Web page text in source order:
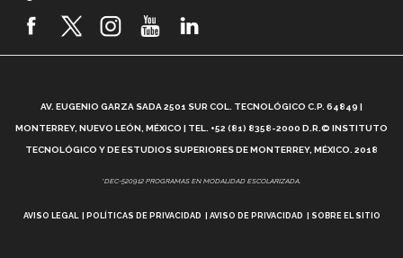
2026! (video)
¿Cómo es el Modelo Educativo Tec? (video)
Vida Tec: Feminismo e Inteligencia Artificial, Paola
AV. EUGENIO GARZA SADA 2501 SUR COL. TECNOLÓGICO C.P. 64849 |
MONTERREY, NUEVO LEÓN, MÉXICO | TEL. +52 (81) 8358-2000 D.R.© INSTITUTO
TECNOLÓGICO Y DE ESTUDIOS SUPERIORES DE MONTERREY, MÉXICO. 2018
*DEC-520912 PROGRAMAS EN MODALIDAD ESCOLARIZADA.
AVISO LEGAL POLÍTICAS DE PRIVACIDAD AVISO DE PRIVACIDAD SOBRE EL SITIO